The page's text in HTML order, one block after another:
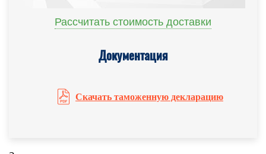
Рассчитать стоимость доставки
Документация
Скачать таможенную декларацию